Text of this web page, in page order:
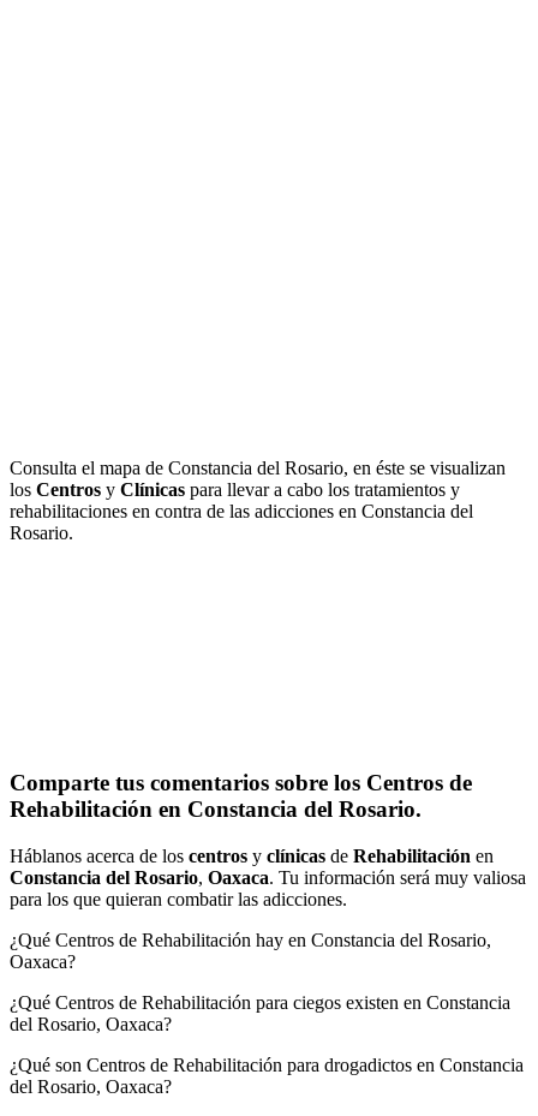
Consulta el mapa de Constancia del Rosario, en éste se visualizan
los Centros y Clínicas para llevar a cabo los tratamientos y
rehabilitaciones en contra de las adicciones en Constancia del
Rosario.
Comparte tus comentarios sobre los Centros de
Rehabilitación en Constancia del Rosario.
Háblanos acerca de los centros y clínicas de Rehabilitación en
Constancia del Rosario, Oaxaca. Tu información será muy valiosa
para los que quieran combatir las adicciones.
¿Qué Centros de Rehabilitación hay en Constancia del Rosario,
Oaxaca?
¿Qué Centros de Rehabilitación para ciegos existen en Constancia
del Rosario, Oaxaca?
¿Qué son Centros de Rehabilitación para drogadictos en Constancia
del Rosario, Oaxaca?